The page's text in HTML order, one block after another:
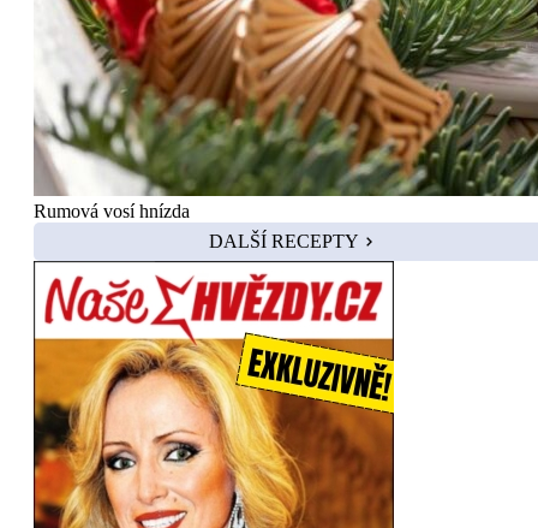
Rumová vosí hnízda
DALŠÍ RECEPTY